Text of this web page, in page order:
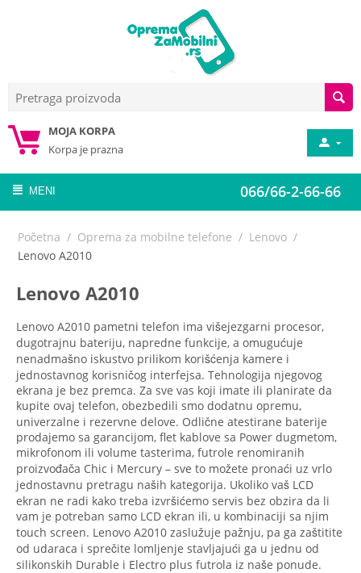
MOJA KORPA
Korpa je prazna
066/66-2-66-66
MENI
Početna / Oprema za mobilne telefone / Lenovo /
Lenovo A2010
Lenovo A2010
Lenovo A2010 pametni telefon ima višejezgarni procesor,
dugotrajnu bateriju, napredne funkcije, a omugućuje
nenadmašno iskustvo prilikom korišćenja kamere i
jednostavnog korisničog interfejsa. Tehnologija njegovog
ekrana je bez premca. Za sve vas koji imate ili planirate da
kupite ovaj telefon, obezbedili smo dodatnu opremu,
univerzalne i rezervne delove. Odlične atestirane baterije
prodajemo sa garancijom, flet kablove sa Power dugmetom,
mikrofonom ili volume tasterima, futrole renomiranih
proizvođača Chic i Mercury – sve to možete pronaći uz vrlo
jednostavnu pretragu naših kategorija. Ukoliko vaš LCD
ekran ne radi kako treba izvršićemo servis bez obzira da li
vam je potreban samo LCD ekran ili, u kombinaciji sa njim
touch screen. Lenovo A2010 zaslužuje pažnju, pa ga zaštitite
od udaraca i sprečite lomljenje stavljajući ga u jednu od
silikonskih Durable i Electro plus futrola iz naše ponude.